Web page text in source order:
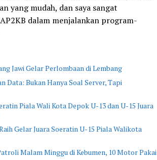
yang mudah, dan saya sangat
dalam menjalankan program-
Jawi Gelar Perlombaan di Lembang
Data: Bukan Hanya Soal Server, Tapi
Piala Wali Kota Depok U-13 dan U-15 Juara
Gelar Juara Soeratin U-15 Piala Walikota
Malam Minggu di Kebumen, 10 Motor Pakai